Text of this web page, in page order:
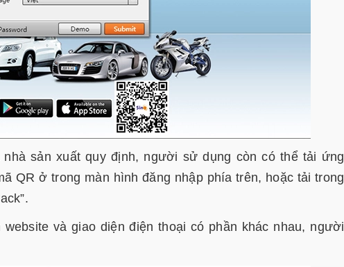
sản xuất quy định, người sử dụng còn có thể tải ứng
QR ở trong màn hình đăng nhập phía trên, hoặc tải trong
và giao diện điện thoại có phần khác nhau, người